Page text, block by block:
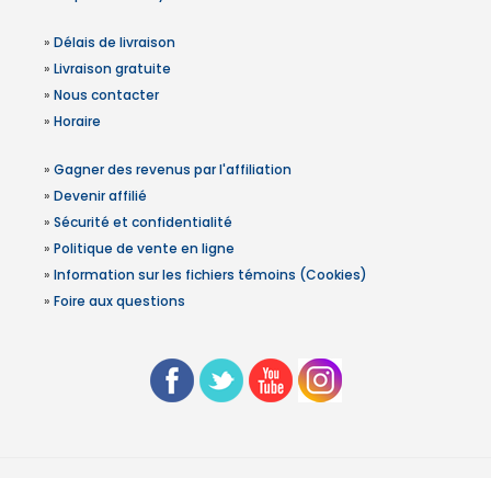
» Délais de livraison
» Livraison gratuite
» Nous contacter
» Horaire
» Gagner des revenus par l'affiliation
» Devenir affilié
» Sécurité et confidentialité
» Politique de vente en ligne
» Information sur les fichiers témoins (Cookies)
» Foire aux questions